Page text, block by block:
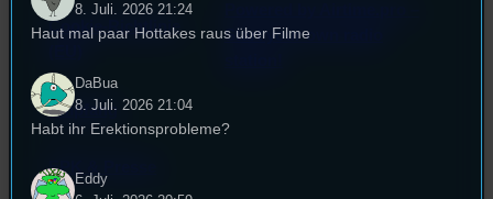
Cookie-Richtlinie
Empfang
EPK & Presse
Start your own radio
8. Juli. 2026 21:24
Haut mal paar Hottakes raus über Filme
DaBua
8. Juli. 2026 21:04
Habt ihr Erektionsprobleme?
Eddy